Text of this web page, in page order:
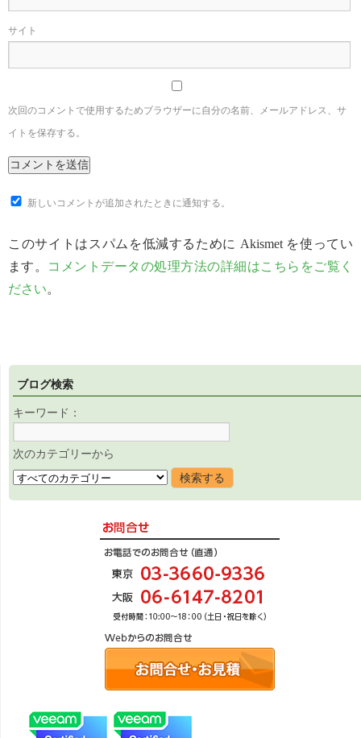
サイト
次回のコメントで使用するためブラウザーに自分の名前、メールアドレス、サ
イトを保存する。
新しいコメントが追加されたときに通知する。
このサイトはスパムを低減するために Akismet を使ってい
ます。 コメントデータの処理方法の詳細はこちらをご覧く
ださい。
ブログ検索
キーワード：
次のカテゴリーから